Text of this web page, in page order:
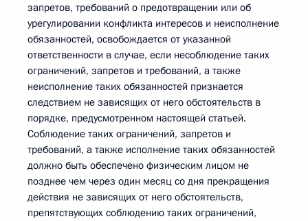
запретов, требований о предотвращении или об
урегулировании конфликта интересов и неисполнение
обязанностей, освобождается от указанной
ответственности в случае, если несоблюдение таких
ограничений, запретов и требований, а также
неисполнение таких обязанностей признается
следствием не зависящих от него обстоятельств в
порядке, предусмотренном настоящей статьей.
Соблюдение таких ограничений, запретов и
требований, а также исполнение таких обязанностей
должно быть обеспечено физическим лицом не
позднее чем через один месяц со дня прекращения
действия не зависящих от него обстоятельств,
препятствующих соблюдению таких ограничений,